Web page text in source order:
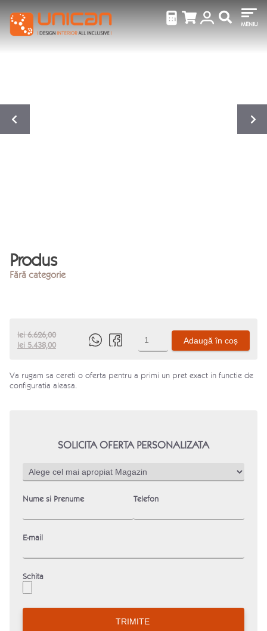
MENIU
Produs
Fără categorie
lei6.626,00
Prețul
fost:
lei 6.626,00.
lei 5.438,00Prețul
lei 5.438,00.
Produs
Adaugă în coș
Va rugam sa cereti o oferta pentru a primi un pret exact in functie de
configuratia aleasa.
SOLICITA OFERTA PERSONALIZATA
Nume si Prenume Telefon
E-mail
Schita